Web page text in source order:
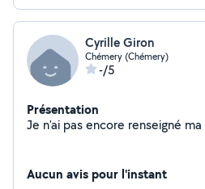
Cyrille Giron
Chémery (Chémery)
-/5
Présentation
Aucun avis pour l'instant